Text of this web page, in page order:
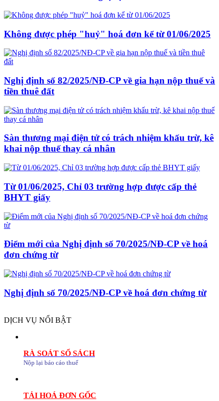
Không được phép "huỷ" hoá đơn kể từ 01/06/2025
Nghị định số 82/2025/NĐ-CP về gia hạn nộp thuế và
tiền thuê đất
Sàn thương mại điện tử có trách nhiệm khấu trừ, kê
khai nộp thuế thay cá nhân
Từ 01/06/2025, Chỉ 03 trường hợp được cấp thẻ
BHYT giấy
Điểm mới của Nghị định số 70/2025/NĐ-CP về hoá
đơn chứng từ
Nghị định số 70/2025/NĐ-CP về hoá đơn chứng từ
DỊCH VỤ NỔI BẬT
RÀ SOÁT SỔ SÁCH
Nộp lại báo cáo thuế
TẢI HOÁ ĐƠN GỐC